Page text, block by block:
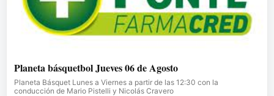
Planeta básquetbol Jueves 06 de Agosto
Planeta Básquet Lunes a Viernes a partir de las 12:30 con la
conducción de Mario Pistelli y Nicolás Cravero